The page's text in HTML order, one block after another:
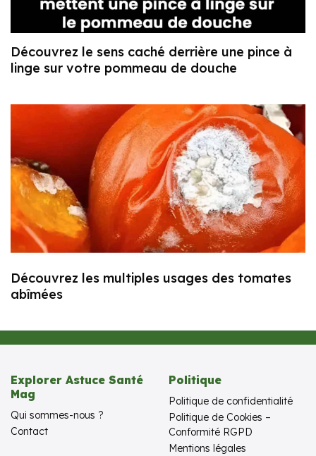
Découvrez le sens caché derrière une pince à
linge sur votre pommeau de douche
Découvrez les multiples usages des tomates
abîmées
Explorer Astuce Santé
Mag
Qui sommes-nous ?
Contact
Politique
Politique de confidentialité
Politique de Cookies –
Conformité RGPD
Mentions légales